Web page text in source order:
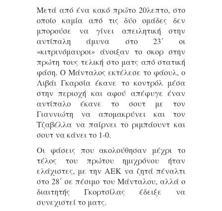
Μετά από ένα κακό πρώτο 20λεπτο, στο
οποίο καμία από τις δύο ομάδες δεν
μπορούσε να γίνει απειλητική στην
αντίπαλη άμυνα στο 23΄ οι
«κιτρινόμαυροι» άνοιξαν το σκορ στην
πρώτη τους τελική στο ματς από στατική
φάση. Ο Μάνταλος εκτέλεσε το φάουλ, ο
Λιβάι Γκαρσία έκανε το κοντρόλ μέσα
στην περιοχή και αφού απέφυγε έναν
αντίπαλο έκανε το σουτ με τον
Γιαννιώτη να απομακρύνει και τον
Τζαβέλλα να παίρνει το ριμπάουντ και
σουτ να κάνει το 1-0.
Οι φάσεις που ακολούθησαν μέχρι το
τέλος του πρώτου ημιχρόνου ήταν
ελάχιστες, με την ΑΕΚ να ζητά πέναλτι
στο 28΄ σε πέσιμο του Μάνταλου, αλλά ο
διαιτητής Γκορτσίλας έδειξε να
συνεχιστεί το ματς.